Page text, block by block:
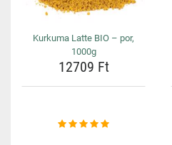
Kurkuma Latte BIO – por,
1000g
12709 Ft